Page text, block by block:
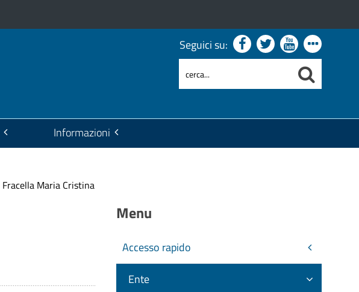
Seguici su:
Informazioni
Fracella Maria Cristina
Menu
Accesso rapido
Ente